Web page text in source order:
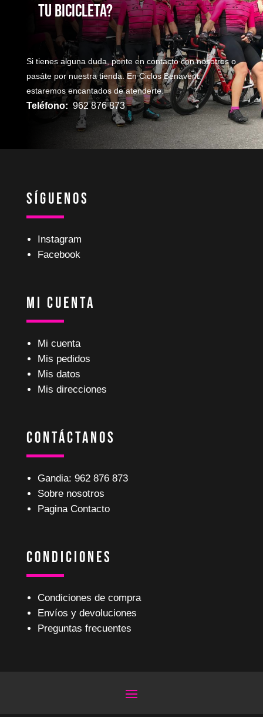
TU bicicleta?
Si tienes alguna duda, ponte en contacto con nosotros o
pasáte por nuestra tienda. En Ciclos Benavent
estaremos encantados de atenderte.
Teléfono: 962 876 873
Síguenos
Instagram
Facebook
Mi Cuenta
Mi cuenta
Mis pedidos
Mis datos
Mis direcciones
Contáctanos
Gandia: 962 876 873
Sobre nosotros
Pagina Contacto
Condiciones
Condiciones de compra
Envíos y devoluciones
Preguntas frecuentes